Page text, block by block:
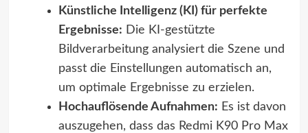
Künstliche Intelligenz (KI) für perfekte
Ergebnisse: Die KI-gestützte
Bildverarbeitung analysiert die Szene und
passt die Einstellungen automatisch an,
um optimale Ergebnisse zu erzielen.
Hochauflösende Aufnahmen: Es ist davon
auszugehen, dass das Redmi K90 Pro Max